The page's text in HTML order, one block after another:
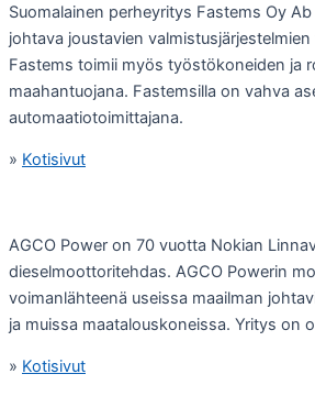
Suomalainen perheyritys Fastems Oy
johtava joustavien
Fastems toimii myös työstökoneiden ja
maahantuojana. Fastemsilla on vahva
automaatiotoimittajana.
» Kotisivut
AGCO Power on 70 vuotta Nokian
dieselmoottoritehdas. AGCO Powerin
voimanlähteenä useissa maailman
ja muissa maatalouskoneissa. Yritys on
» Kotisivut